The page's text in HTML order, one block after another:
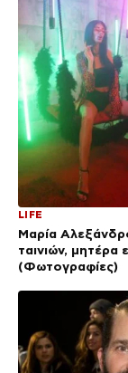
LIFE
Μαρία
ταινιών, μητέρα
(Φωτογραφίες)